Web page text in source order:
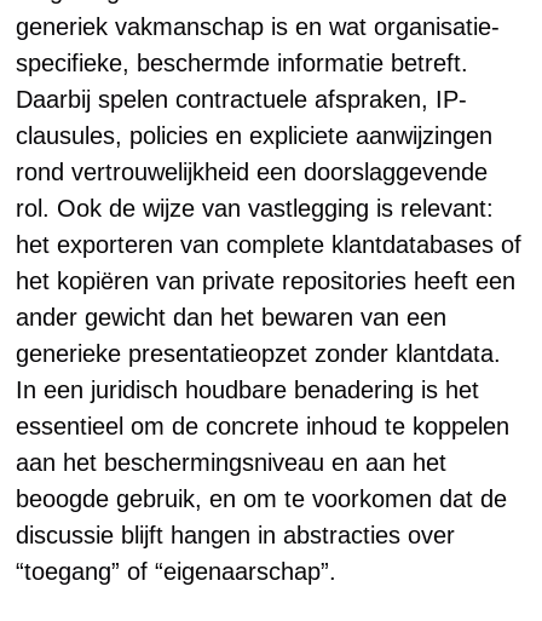
generiek vakmanschap is en wat organisatie-
specifieke, beschermde informatie betreft.
Daarbij spelen contractuele afspraken, IP-
clausules, policies en expliciete aanwijzingen
rond vertrouwelijkheid een doorslaggevende
rol. Ook de wijze van vastlegging is relevant:
het exporteren van complete klantdatabases of
het kopiëren van private repositories heeft een
ander gewicht dan het bewaren van een
generieke presentatieopzet zonder klantdata.
In een juridisch houdbare benadering is het
essentieel om de concrete inhoud te koppelen
aan het beschermingsniveau en aan het
beoogde gebruik, en om te voorkomen dat de
discussie blijft hangen in abstracties over
“toegang” of “eigenaarschap”.